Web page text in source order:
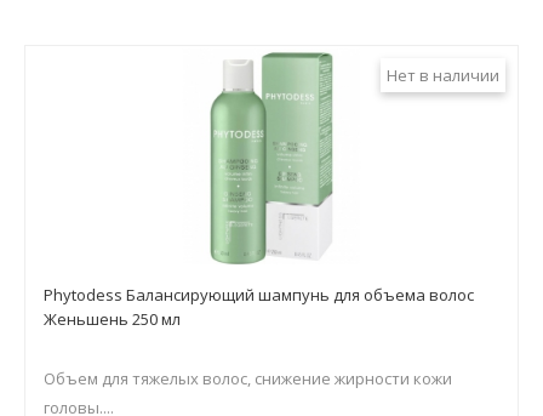
Нет в наличии
Phytodess Балансирующий шампунь для объема волос
Женьшень 250 мл
Объем для тяжелых волос, снижение жирности кожи
головы....